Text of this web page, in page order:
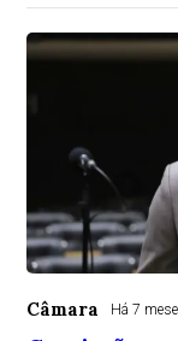
Câmara Há 7